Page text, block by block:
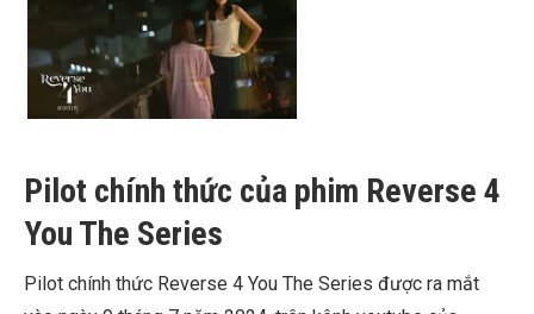
Pilot chính thức của phim Reverse 4
You The Series
Pilot chính thức Reverse 4 You The Series được ra mắt